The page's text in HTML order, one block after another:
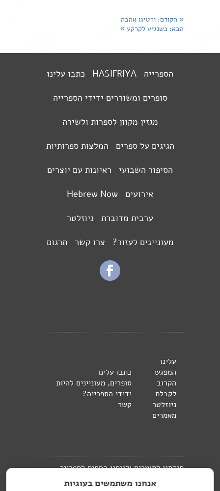
« הקודם: ורטיגו אהבה
הבא: כשנגיע לקרקע »
הספרייה HASIFRIYA כתבו עלינו
סופרים ומשוררים ידידי הספרייה
מגזין מקוון לספרות ולשירה
הגיגים על ספרים המלצות ספרותיות
הסיפור השבועי ראיונות עם יוצרים
אירועים Hebrew Now
ערבית מדוברת ניוזלטר
מעוניינים לעזור? צרו קשר תרגום
עלינו
המפגש
הקרוב
לקבלת
ניוזלטר
מאמרים
כתבו עלינו
סופרים, מעוניינים להיות
ידידי הספרייה?
קשר
תודתנו לתומכים ולנותני החסות לספרייה
העברית בברלין:אנחנו משתמשים בעוגיות